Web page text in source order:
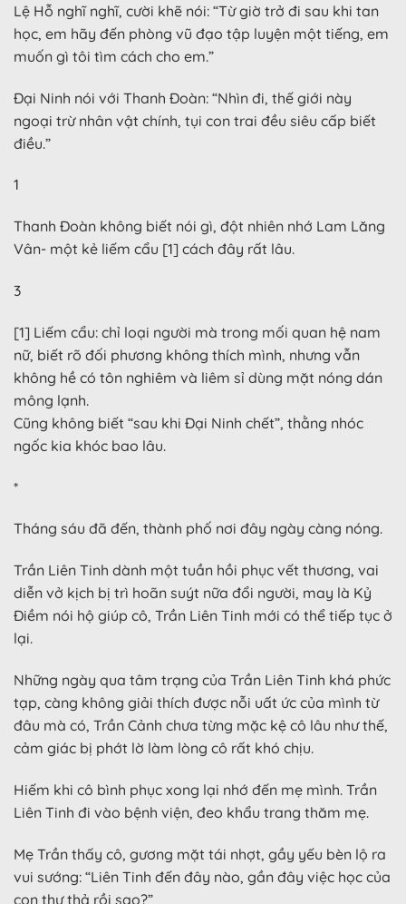
Lệ Hỗ nghĩ nghĩ, cười khẽ nói: “Từ giờ trở đi sau khi tan
học, em hãy đến phòng vũ đạo tập luyện một tiếng, em
muốn gì tôi tìm cách cho em.”
Đại Ninh nói với Thanh Đoàn: “Nhìn đi, thế giới này
ngoại trừ nhân vật chính, tụi con trai đều siêu cấp biết
điều.”
1
Thanh Đoàn không biết nói gì, đột nhiên nhớ Lam Lăng
Vân- một kẻ liếm cẩu [1] cách đây rất lâu.
3
[1] Liếm cẩu: chỉ loại người mà trong mối quan hệ nam
nữ, biết rõ đối phương không thích mình, nhưng vẫn
không hề có tôn nghiêm và liêm sỉ dùng mặt nóng dán
mông lạnh.
Cũng không biết “sau khi Đại Ninh chết”, thằng nhóc
ngốc kia khóc bao lâu.
*
Tháng sáu đã đến, thành phố nơi đây ngày càng nóng.
Trần Liên Tinh dành một tuần hồi phục vết thương, vai
diễn vở kịch bị trì hoãn suýt nữa đổi người, may là Kỷ
Điềm nói hộ giúp cô, Trần Liên Tinh mới có thể tiếp tục ở
lại.
Những ngày qua tâm trạng của Trần Liên Tinh khá phức
tạp, càng không giải thích được nỗi uất ức của mình từ
đâu mà có, Trần Cảnh chưa từng mặc kệ cô lâu như thế,
cảm giác bị phớt lờ làm lòng cô rất khó chịu.
Hiếm khi cô bình phục xong lại nhớ đến mẹ mình. Trần
Liên Tinh đi vào bệnh viện, đeo khẩu trang thăm mẹ.
Mẹ Trần thấy cô, gương mặt tái nhợt, gầy yếu bèn lộ ra
vui sướng: “Liên Tinh đến đây nào, gần đây việc học của
con thư thả rồi sao?”